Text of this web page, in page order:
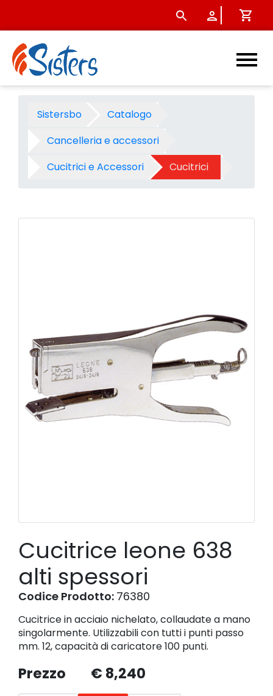
Cucitrice leone 638 alti
Sistersbo
Catalogo
Cancelleria e accessori
Cucitrici e Accessori
Cucitrici
Cucitrice leone 638
alti spessori
Codice Prodotto: 76380
Cucitrice in acciaio nichelato, collaudate a mano
singolarmente. Utilizzabili con tutti i punti passo
mm. 12, capacità di caricatore 100 punti.
Prezzo € 8,240